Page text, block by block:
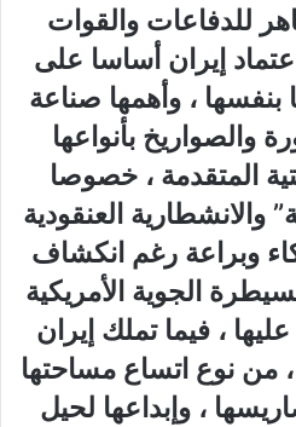
للدفاعات والقوات
إيران أساسا على
بنفسها ، وأهمها صناعة
والصواريخ بأنواعها
المتقدمة ، خصوصا
والانشطارية العنقودية
وبراعة رغم انكشاف
الجوية الأمريكية
عليها ، فيما تملك إيران
، من نوع اتساع مساحتها
، وإبداعها لحيل